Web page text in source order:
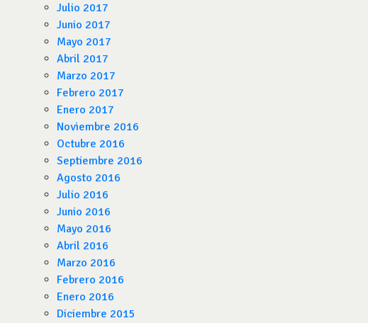
Julio 2017
Junio 2017
Mayo 2017
Abril 2017
Marzo 2017
Febrero 2017
Enero 2017
Noviembre 2016
Octubre 2016
Septiembre 2016
Agosto 2016
Julio 2016
Junio 2016
Mayo 2016
Abril 2016
Marzo 2016
Febrero 2016
Enero 2016
Diciembre 2015